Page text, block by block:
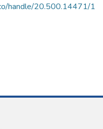
handle/20.500.14471/1